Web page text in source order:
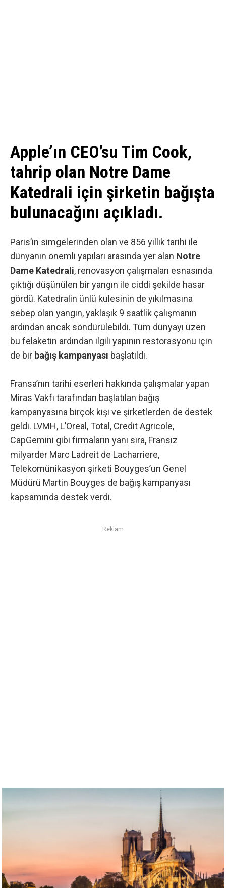
Apple’ın CEO’su Tim Cook,
tahrip olan Notre Dame
Katedrali için şirketin bağışta
bulunacağını açıkladı.
Paris’in simgelerinden olan ve 856 yıllık tarihi ile
dünyanın önemli yapıları arasında yer alan Notre
Dame Katedrali, renovasyon çalışmaları esnasında
çıktığı düşünülen bir yangın ile ciddi şekilde hasar
gördü. Katedralin ünlü kulesinin de yıkılmasına
sebep olan yangın, yaklaşık 9 saatlik çalışmanın
ardından ancak söndürülebildi. Tüm dünyayı üzen
bu felaketin ardından ilgili yapının restorasyonu için
de bir bağış kampanyası başlatıldı.
Fransa’nın tarihi eserleri hakkında çalışmalar yapan
Miras Vakfı tarafından başlatılan bağış
kampanyasına birçok kişi ve şirketlerden de destek
geldi. LVMH, L’Oreal, Total, Credit Agricole,
CapGemini gibi firmaların yanı sıra, Fransız
milyarder Marc Ladreit de Lacharriere,
Telekomünikasyon şirketi Bouyges’un Genel
Müdürü Martin Bouyges de bağış kampanyası
kapsamında destek verdi.
Reklam